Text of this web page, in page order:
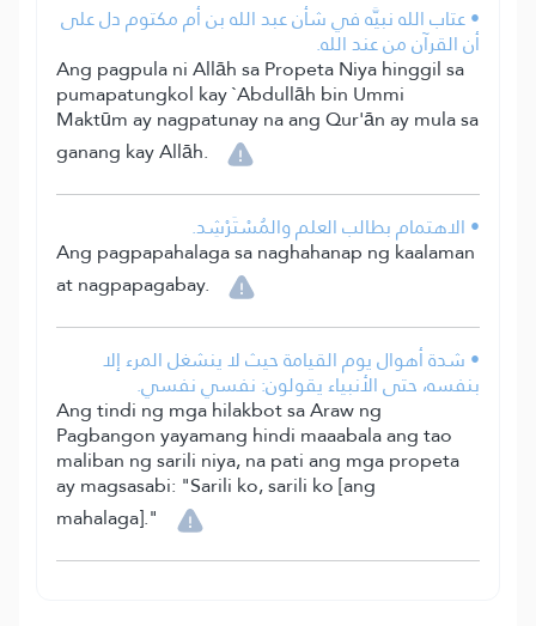
• عتاب الله نبيَّه في شأن عبد الله بن أم مكتوم دل على
أن القرآن من عند الله.
Ang pagpula ni Allāh sa Propeta Niya hinggil sa
pumapatungkol kay `Abdullāh bin Ummi
Maktūm ay nagpatunay na ang Qur'ān ay mula sa
ganang kay Allāh.
• الاهتمام بطالب العلم والمُسْتَرْشِد.
Ang pagpapahalaga sa naghahanap ng kaalaman
at nagpapagabay.
• شدة أهوال يوم القيامة حيث لا ينشغل المرء إلا
بنفسه، حتى الأنبياء يقولون: نفسي نفسي.
Ang tindi ng mga hilakbot sa Araw ng
Pagbangon yayamang hindi maaabala ang tao
maliban ng sarili niya, na pati ang mga propeta
ay magsasabi: "Sarili ko, sarili ko [ang
mahalaga]."